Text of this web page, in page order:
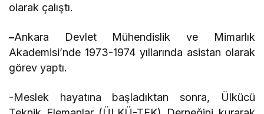
olarak çalıştı.
–Ankara Devlet Mühendislik ve Mimarlık
Akademisi’nde 1973-1974 yıllarında asistan olarak
görev yaptı.
-Meslek hayatına başladıktan sonra, Ülkücü